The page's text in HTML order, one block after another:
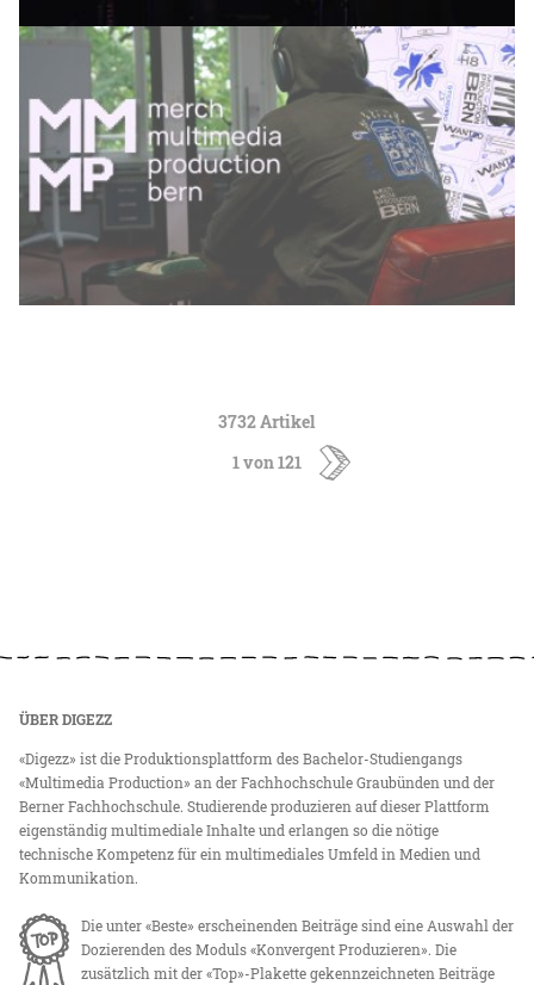
3732 Artikel
1 von 121
ÜBER DIGEZZ
«Digezz» ist die Produktionsplattform des Bachelor-Studiengangs
«Multimedia Production» an der Fachhochschule Graubünden und der
Berner Fachhochschule. Studierende produzieren auf dieser Plattform
eigenständig multimediale Inhalte und erlangen so die nötige
technische Kompetenz für ein multimediales Umfeld in Medien und
Kommunikation.
Die unter «Beste» erscheinenden Beiträge sind eine Auswahl der
Dozierenden des Moduls «Konvergent Produzieren». Die
zusätzlich mit der «Top»-Plakette gekennzeichneten Beiträge